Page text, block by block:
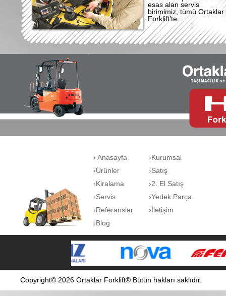
esas alan servis
birimimiz, tümü Ortaklar
Forklift’te...
› Anasayfa
›Kurumsal
›Ürünler
›Satış
›Kiralama
›2. El Satış
›Servis
›Yedek Parça
›Referanslar
›İletişim
›Blog
Copyright© 2026 Ortaklar Forklift® Bütün hakları saklıdır.